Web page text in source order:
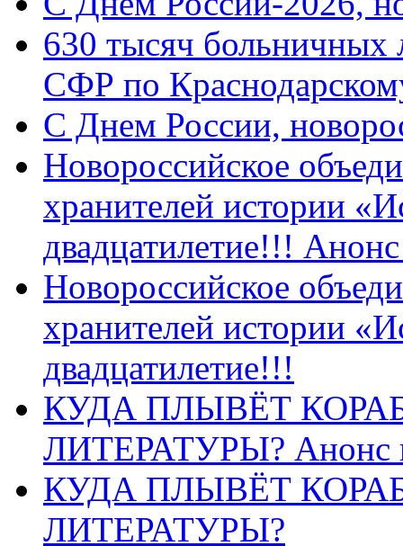
630 тысяч больничных
СФР по
C Днем России,
Новороссийское
хранителей истории
двадцатилетие!!!
Новороссийское
хранителей истории
двадцатилетие!!!
КУДА ПЛЫВЁТ
ЛИТЕРАТУРЫ? Анонс
КУДА ПЛЫВЁТ
ЛИТЕРАТУРЫ?